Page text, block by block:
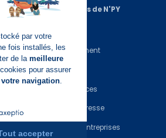
A propos de N'PY
Recrutement
Contact
Assurances
Espace Presse
Espace entreprises